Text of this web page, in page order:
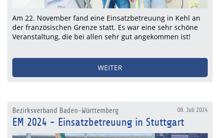
Am 22. November fand eine Einsatzbetreuung in Kehl an
der französischen Grenze statt. Es war eine sehr schöne
Veranstaltung, die bei allen sehr gut angekommen ist!
WEITER
08. Juli 2024
Bezirksverband Baden-Württemberg
EM 2024 - Einsatzbetreuung in Stuttgart